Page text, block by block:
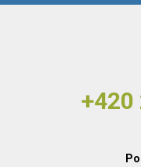
+420